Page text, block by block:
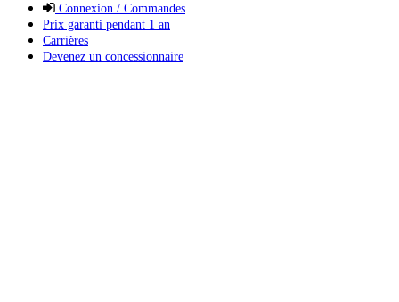
Connexion / Commandes
Prix garanti pendant 1 an
Carrières
Devenez un concessionnaire